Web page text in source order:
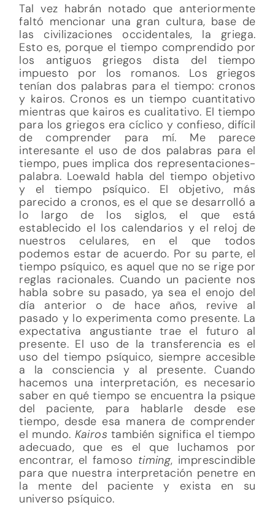
Tal vez habrán notado que anteriormente
faltó mencionar una gran cultura, base de
las civilizaciones occidentales, la griega.
Esto es, porque el tiempo comprendido por
los antiguos griegos dista del tiempo
impuesto por los romanos. Los griegos
tenían dos palabras para el tiempo: cronos
y kairos. Cronos es un tiempo cuantitativo
mientras que kairos es cualitativo. El tiempo
para los griegos era cíclico y confieso, difícil
de comprender para mí. Me parece
interesante el uso de dos palabras para el
tiempo, pues implica dos representaciones-
palabra. Loewald habla del tiempo objetivo
y el tiempo psíquico. El objetivo, más
parecido a cronos, es el que se desarrolló a
lo largo de los siglos, el que está
establecido el los calendarios y el reloj de
nuestros celulares, en el que todos
podemos estar de acuerdo. Por su parte, el
tiempo psíquico, es aquel que no se rige por
reglas racionales. Cuando un paciente nos
habla sobre su pasado, ya sea el enojo del
día anterior o de hace años, revive al
pasado y lo experimenta como presente. La
expectativa angustiante trae el futuro al
presente. El uso de la transferencia es el
uso del tiempo psíquico, siempre accesible
a la consciencia y al presente. Cuando
hacemos una interpretación, es necesario
saber en qué tiempo se encuentra la psique
del paciente, para hablarle desde ese
tiempo, desde esa manera de comprender
el mundo. Kairos también significa el tiempo
adecuado, que es el que luchamos por
encontrar, el famoso timing, imprescindible
para que nuestra interpretación penetre en
la mente del paciente y exista en su
universo psíquico.